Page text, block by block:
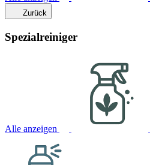
Zurück
Spezialreiniger
Alle anzeigen